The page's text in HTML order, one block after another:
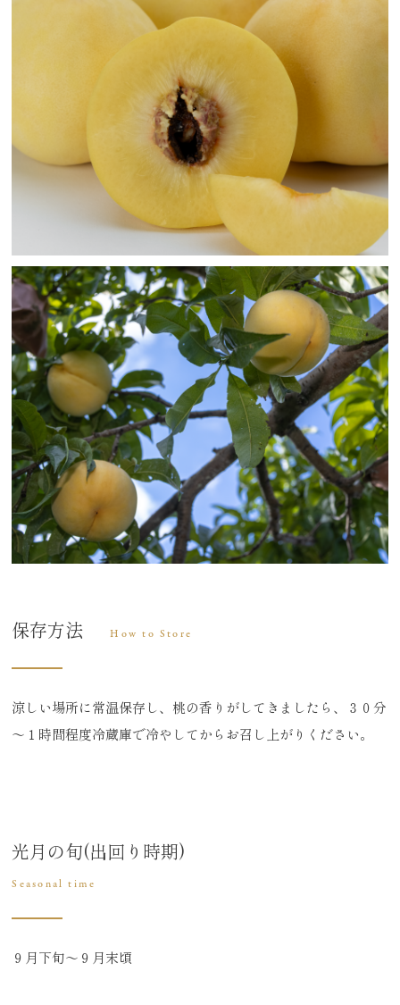
保存方法 How to Store
涼しい場所に常温保存し、桃の香りがしてきましたら、３０分
～１時間程度冷蔵庫で冷やしてからお召し上がりください。
光月の旬(出回り時期)
Seasonal time
９月下旬～９月末頃